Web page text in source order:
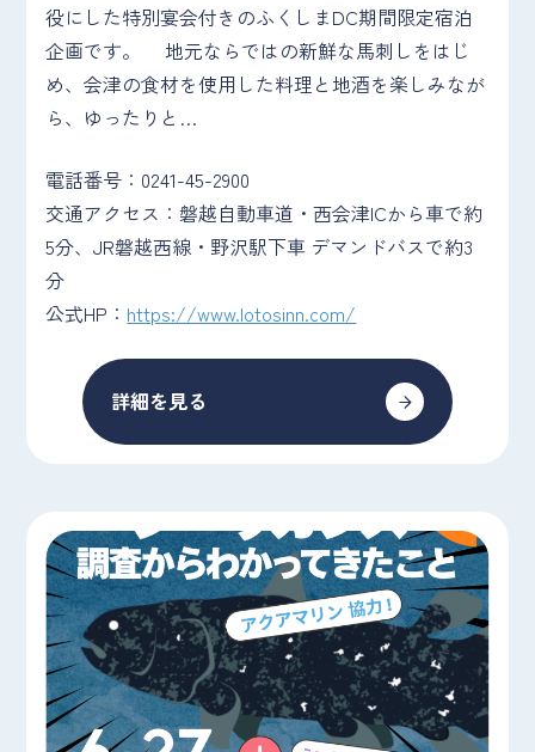
役にした特別宴会付きのふくしまDC期間限定宿泊
企画です。 地元ならではの新鮮な馬刺しをはじ
め、会津の食材を使用した料理と地酒を楽しみなが
ら、ゆったりと…
電話番号：0241-45-2900
交通アクセス：磐越自動車道・西会津ICから車で約
5分、JR磐越西線・野沢駅下車 デマンドバスで約3
分
公式HP： https://www.lotosinn.com/
詳細を見る